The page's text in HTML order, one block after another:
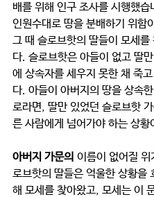
배를 위해 인구 조사를 시행했습
인원수대로 땅을 분배하기 위함
그 때 슬로브핫의 딸들이 모세를
다. 슬로브핫은 아들이 없고 딸만
에 상속자를 세우지 못한 채 죽고
다. 아들이 아버지의 땅을 상속
로라면, 딸만 있었던 슬로브핫
른 사람에게 넘어가야 하는 상황
아버지 가문의 이름이 없어질 위
로브핫의 딸들은 억울한 상황을
해 모세를 찾아왔고, 모세는 이